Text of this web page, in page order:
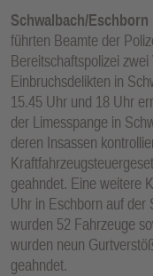
Schwalbach/Eschborn
führten Beamte der
Bereitschaftspolizei
Einbruchsdelikten in
15.45 Uhr und 18 Uhr
der Limesspange in
deren Insassen
geahndet. Eine weitere
Uhr in Eschborn auf der
wurden 52 Fahrzeuge
wurden neun
geahndet.
R
F
U
N
K
TI
O
N
E
N